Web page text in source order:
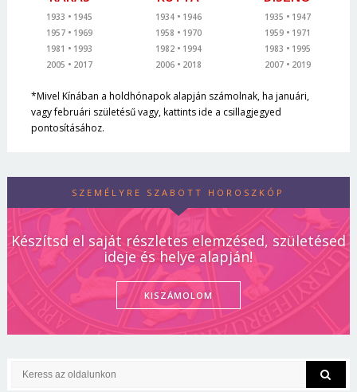
1933
1945
1957
1969
1981
1993
2005
2017
1934
1946
1958
1970
1982
1994
2006
2018
1935
1947
1959
1971
1983
1995
2007
2019
*Mivel Kínában a holdhónapok alapján számolnak, ha januári,
vagy februári születésű vagy, kattints ide a csillagjegyed
pontosításához.
SZEMÉLYRE SZABOTT HOROSZKÓP
Készítsd el saját részletes elemzésed, születésed
ideje és helye alapján!
KISZÁMOLOM